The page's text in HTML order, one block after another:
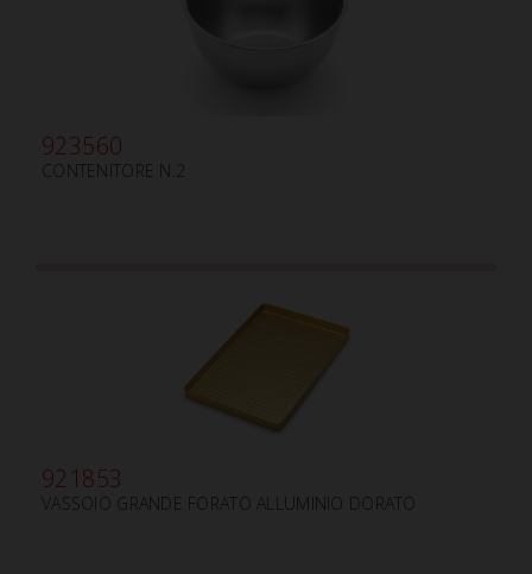
923560
CONTENITORE N.2
921853
VASSOIO GRANDE FORATO ALLUMINIO DORATO